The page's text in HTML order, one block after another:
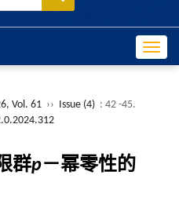
Vol. 61 ›› Issue (4) : 42 -45.
群p－幂零性的